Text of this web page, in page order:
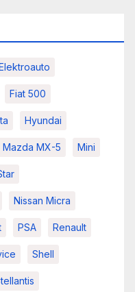
Fiat 500
Hyundai
Mazda MX-5 Mini
Nissan Micra
PSA Renault
Shell